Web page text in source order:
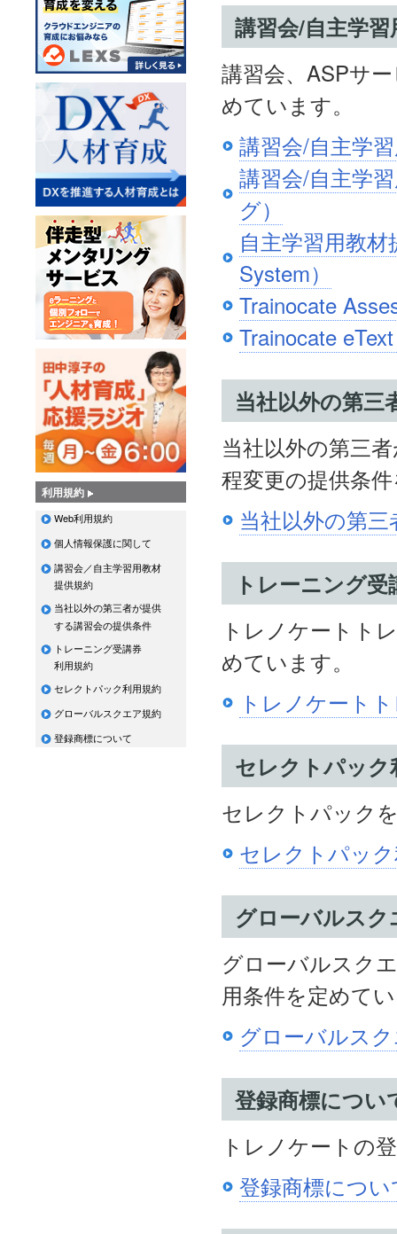
利用規約
Web利用規約
個人情報保護に関して
講習会／自主学習用教材
提供規約
当社以外の第三者が提供
する講習会の提供条件
トレーニング受講券
利用規約
セレクトパック利用規約
グローバルスクエア規約
登録商標について
講習会/自主学
講習会、ASPサ
めています。
講習会/自主学
講習会/自主学
グ）
自主学習用教
System）
Trainocate
Trainocate
当社以外の第三
当社以外の第三
程変更の提供条
当社以外の第
トレーニング
トレノケートト
めています。
トレノケート
セレクトパック
セレクトパック
セレクトパッ
グローバルスク
グローバルスク
用条件を定めて
グローバルス
登録商標につい
トレノケートの
登録商標につ